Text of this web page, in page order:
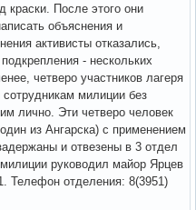
краски. После этого они
объяснения и
активисты отказались,
- нескольких
четверо участников лагеря
милиции без
лично. Эти четверо человек
из Ангарска) с применением
и отвезены в 3 отдел
руководил майор Ярцев
Телефон отделения: 8(3951)